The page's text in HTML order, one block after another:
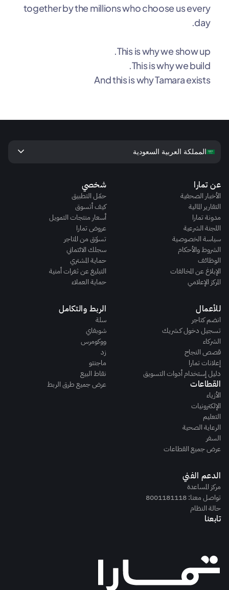
together by the millions who choose us every
day.
This is why we show up.
This is why we build.
And this is why Tamara exists
عن تمارا
الأخبار الصحفية
التقارير المالية
مدونة تمارا
اللجنة الشرعية
سياسة الخصوصية
الشروط والأحكام
الوظائف
الإبلاغ عن المخالفات
المركز الإعلامي
شخصي
حمّل التطبيق
كيف أتسوق
أسعار منتجات التمويل
عروض تمارا
تسوّق من المتاجر
سجلك الائتماني
حماية المشتري
التبليغ عن ثغرات أمنية
حماية العملاء
للأعمال
انضم كتاجر
تسجيل دخول كـشريك
الشركاء
قصص النجاح
إعلانات تمارا
دليل إستخدام أدوات التسويق
القطاعات
الأزياء
الإلكترونيات
التعليم
الرعاية الصحية
السفر
عرض جميع القطاعات
الربط والتكامل
سلة
شوبفاي
ووكومرس
زد
ماجنتو
نقاط البيع
عرض جميع طرق الربط
الدعم الفني
مركز المساعدة
تواصل معنا: 8001181118
حالة النظام
تابعنا
المملكة العربية السعودية keyboard_arrow_down